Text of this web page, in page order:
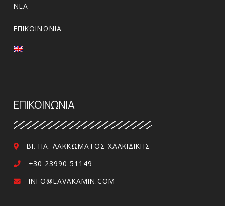
ΝΈΑ
ΕΠΙΚΟΙΝΩΝΊΑ
ΕΠΙΚΟΙΝΩΝΙΑ
ΒΙ. ΠΑ. ΛΑΚΚΏΜΑΤΟΣ ΧΑΛΚΙΔΙΚΉΣ
+30 23990 51149
INFO@LAVAKAMIN.COM